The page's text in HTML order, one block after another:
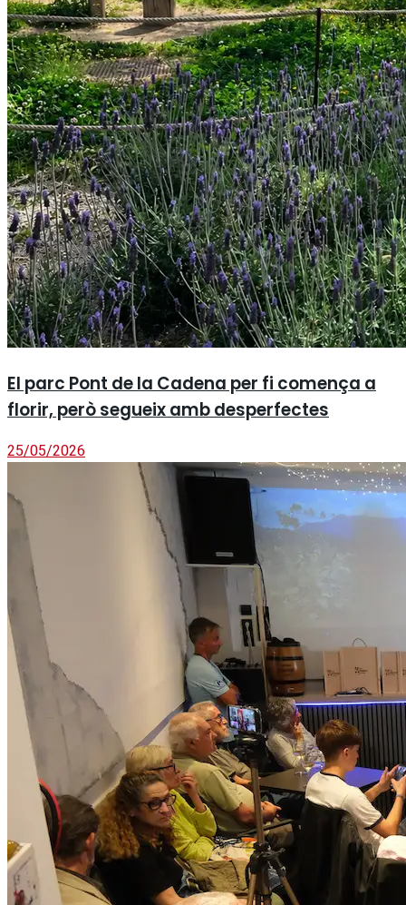
El parc Pont de la Cadena per fi comença a
florir, però segueix amb desperfectes
25/05/2026